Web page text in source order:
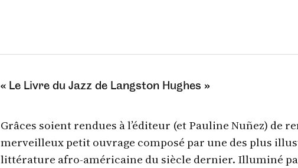
« Le Livre du Jazz de Langston Hughes »
Grâces soient rendues à l’éditeur (et Pauline Nuñez) de
merveilleux petit ouvrage composé par une des plus
littérature afro-américaine du siècle dernier. Illuminé